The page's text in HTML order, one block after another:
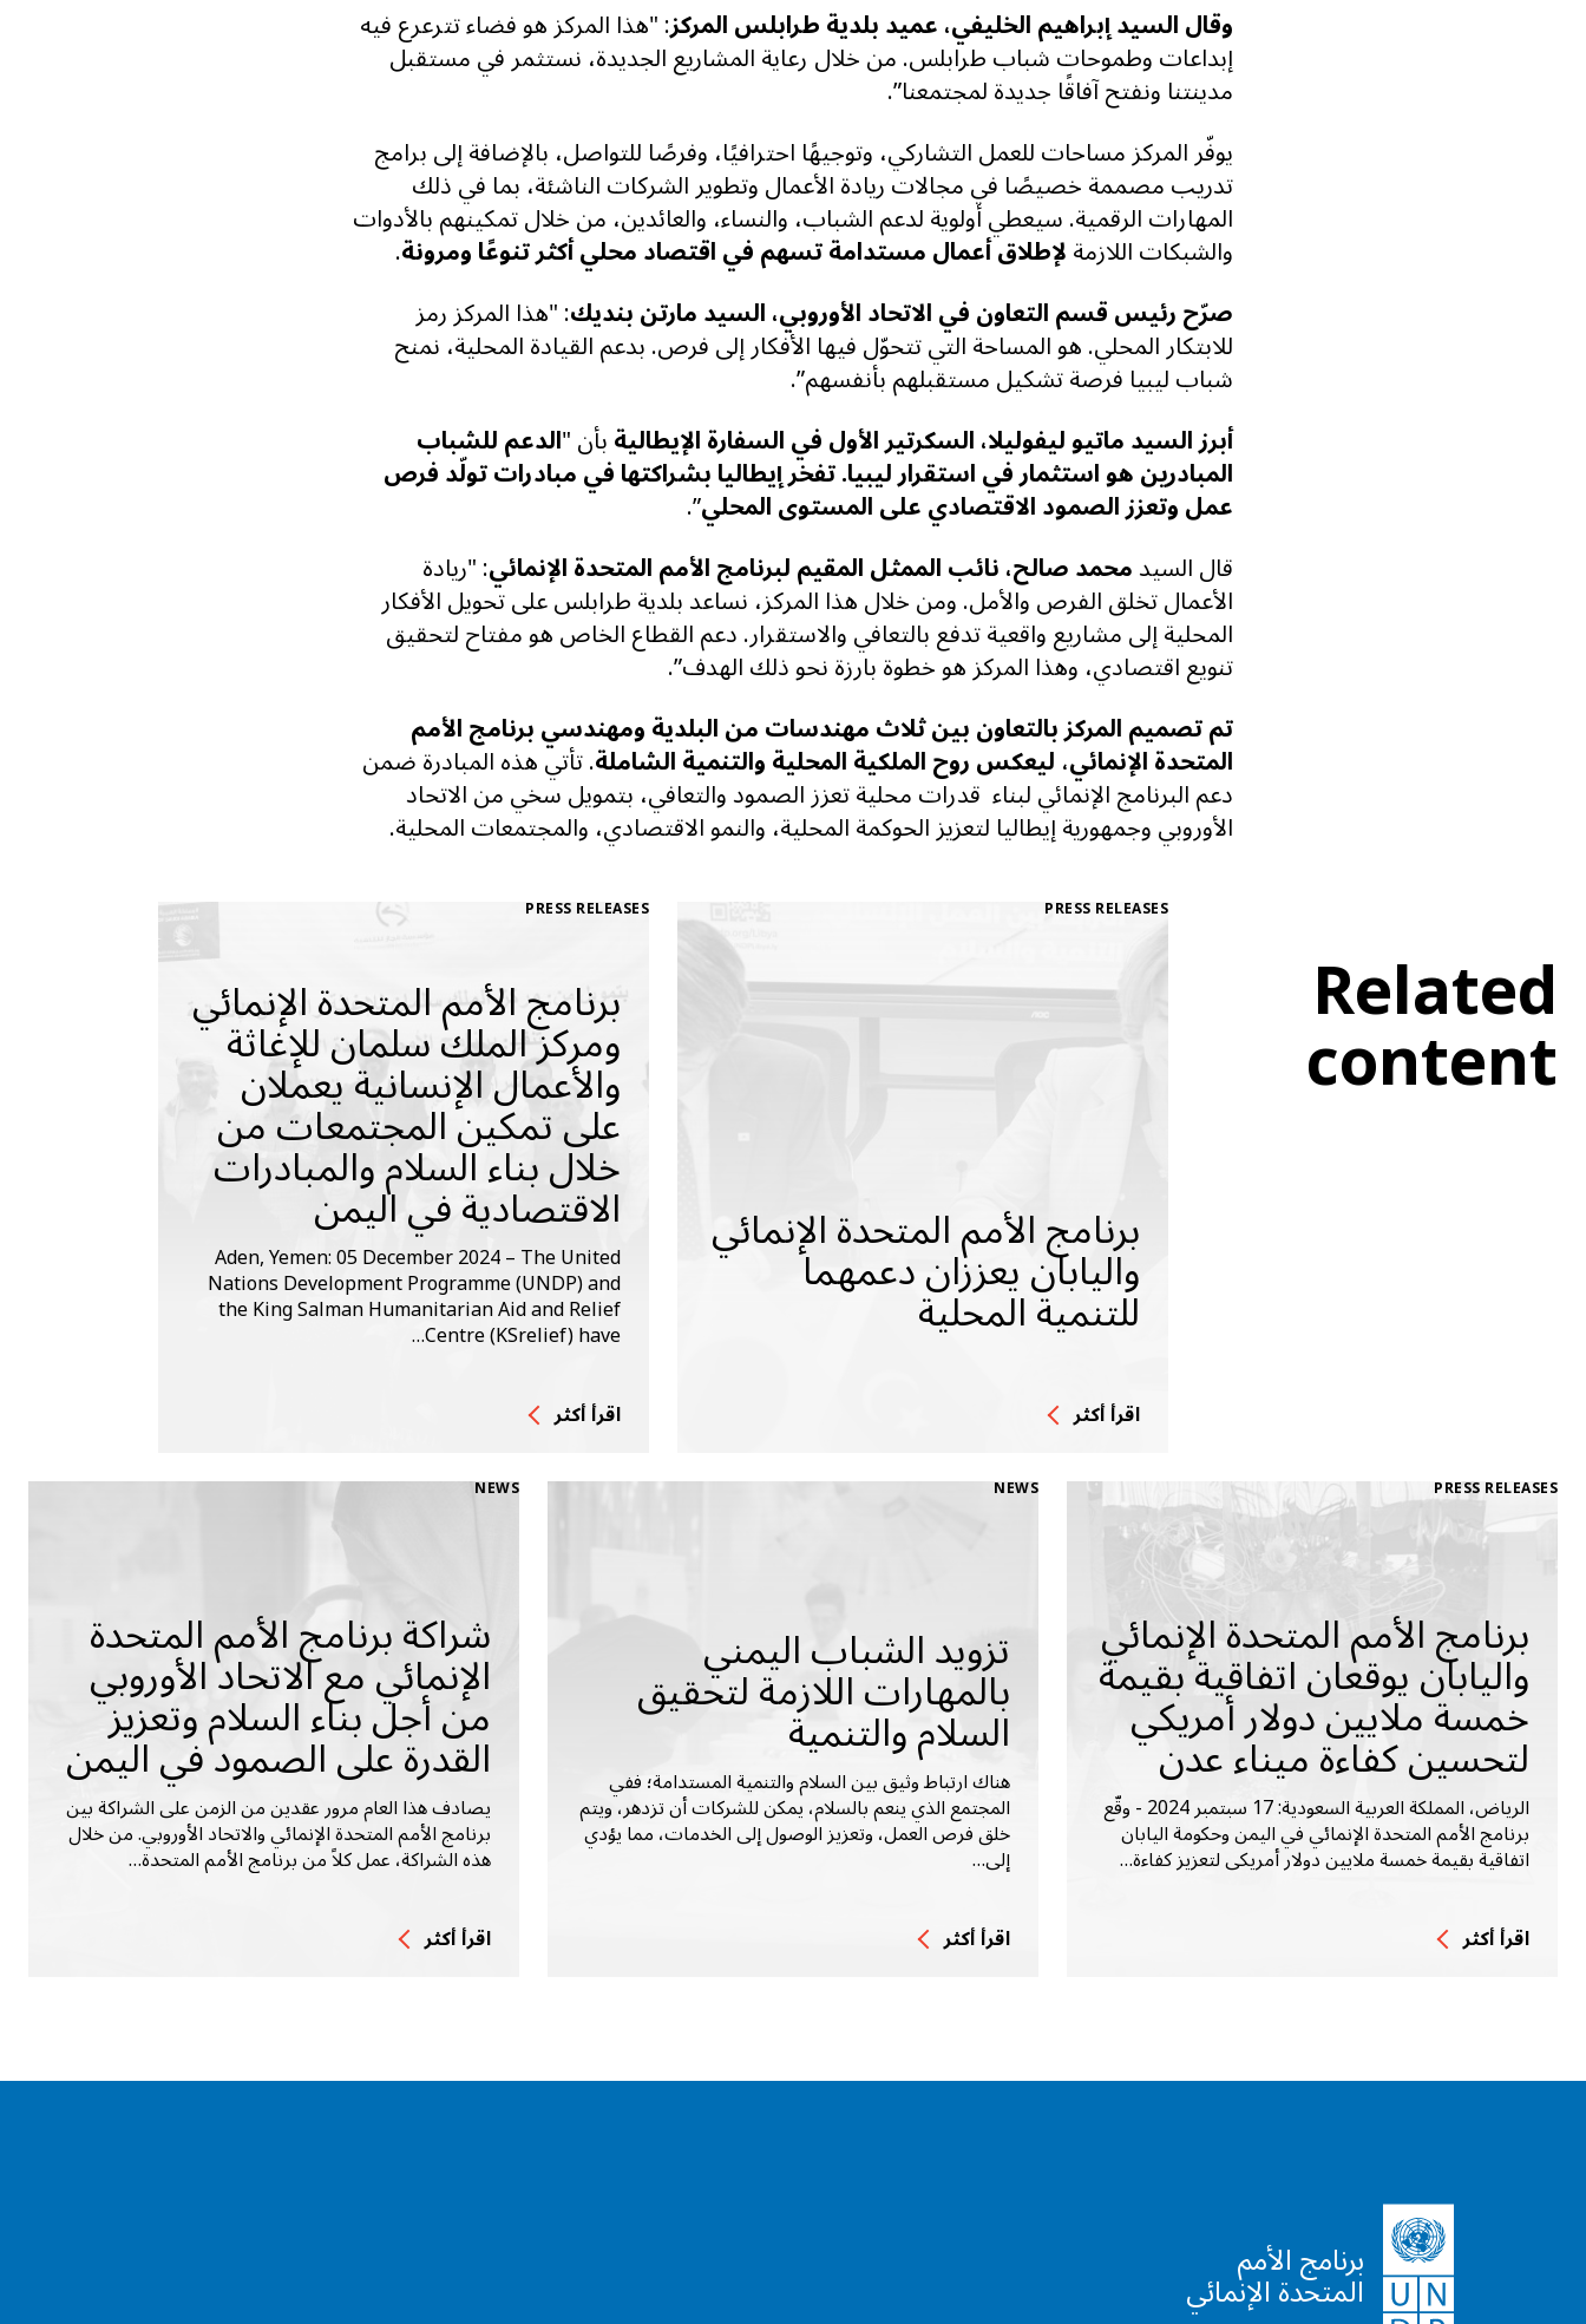
وقال السيد إبراهيم الخليفي، عميد بلدية طرابلس المركز:"هذا المركز هو فضاء تترعرع فيه
إبداعات وطموحات شباب طرابلس. من خلال رعاية المشاريع الجديدة، نستثمر في مستقبل
مدينتنا ونفتح آفاقًا جديدة لمجتمعنا.”
يوفّر المركز مساحات للعمل التشاركي، وتوجيهًا احترافيًا، وفرصًا للتواصل، بالإضافة إلى برامج
تدريب مصممة خصيصًا في مجالات ريادة الأعمال وتطوير الشركات الناشئة، بما في ذلك
المهارات الرقمية. سيعطي أولوية لدعم الشباب، والنساء، والعائدين، من خلال تمكينهم بالأدوات
والشبكات اللازمةلإطلاق أعمال مستدامة تسهم في اقتصاد محلي أكثر تنوعًا ومرونة.
صرّح رئيس قسم التعاون في الاتحاد الأوروبي، السيد مارتن بنديك:"هذا المركز رمز
للابتكار المحلي. هو المساحة التي تتحوّل فيها الأفكار إلى فرص. بدعم القيادة المحلية، نمنح
شباب ليبيا فرصة تشكيل مستقبلهم بأنفسهم.”
أبرز السيد ماتيو ليفوليلا، السكرتير الأول في السفارة الإيطاليةبأن "الدعم للشباب
المبادرين هو استثمار في استقرار ليبيا. تفخر إيطاليا بشراكتها في مبادرات تولّد فرص
عمل وتعزز الصمود الاقتصادي على المستوى المحلي.”
قال السيدمحمد صالح، نائب الممثل المقيم لبرنامج الأمم المتحدة الإنمائي:"ريادة
الأعمال تخلق الفرص والأمل. ومن خلال هذا المركز، نساعد بلدية طرابلس على تحويل الأفكار
المحلية إلى مشاريع واقعية تدفع بالتعافي والاستقرار. دعم القطاع الخاص هو مفتاح لتحقيق
تنويع اقتصادي، وهذا المركز هو خطوة بارزة نحو ذلك الهدف.”
تم تصميم المركز بالتعاون بين ثلاث مهندسات من البلدية ومهندسي برنامج الأمم
المتحدة الإنمائي،ليعكس روح الملكية المحلية والتنمية الشاملة. تأتي هذه المبادرة ضمن
دعمالبرنامج الإنمائي لبناء قدرات محلية تعزز الصمود والتعافي، بتمويل سخي من الاتحاد
الأوروبي وجمهورية إيطاليا لتعزيز الحوكمة المحلية، والنمو الاقتصادي، والمجتمعات المحلية.
Related
content
PRESS RELEASES
برنامج الأمم المتحدة الإنمائي
واليابان يعززان دعمهما
للتنمية المحلية
اقرأ أكثر
PRESS RELEASES
برنامج الأمم المتحدة الإنمائي
ومركز الملك سلمان للإغاثة
والأعمال الإنسانية يعملان
على تمكين المجتمعات من
خلال بناء السلام والمبادرات
الاقتصادية في اليمن
Aden, Yemen: 05 December 2024 – The United
Nations Development Programme (UNDP) and
the King Salman Humanitarian Aid and Relief
Centre (KSrelief) have…
اقرأ أكثر
PRESS RELEASES
برنامج الأمم المتحدة الإنمائي
واليابان يوقعان اتفاقية بقيمة
خمسة ملايين دولار أمريكي
لتحسين كفاءة ميناء عدن
الرياض، المملكة العربية السعودية: 17 سبتمبر 2024 - وقّع
برنامج الأمم المتحدة الإنمائي في اليمن وحكومة اليابان
اتفاقية بقيمة خمسة ملايين دولار أمريكي لتعزيز كفاءة…
اقرأ أكثر
NEWS
تزويد الشباب اليمني
بالمهارات اللازمة لتحقيق
السلام والتنمية
هناك ارتباط وثيق بين السلام والتنمية المستدامة؛ ففي
المجتمع الذي ينعم بالسلام، يمكن للشركات أن تزدهر، ويتم
خلق فرص العمل، وتعزيز الوصول إلى الخدمات، مما يؤدي
إلى…
اقرأ أكثر
NEWS
شراكة برنامج الأمم المتحدة
الإنمائي مع الاتحاد الأوروبي
من أجل بناء السلام وتعزيز
القدرة على الصمود في اليمن
يصادف هذا العام مرور عقدين من الزمن على الشراكة بين
برنامج الأمم المتحدة الإنمائي والاتحاد الأوروبي. من خلال
هذه الشراكة، عمل كلاً من برنامج الأمم المتحدة…
اقرأ أكثر
برنامج الأمم
المتحدة الإنمائي